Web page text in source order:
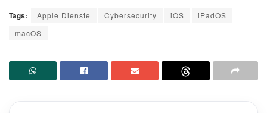
Tags: Apple Dienste Cybersecurity iOS
iPadOS
macOS